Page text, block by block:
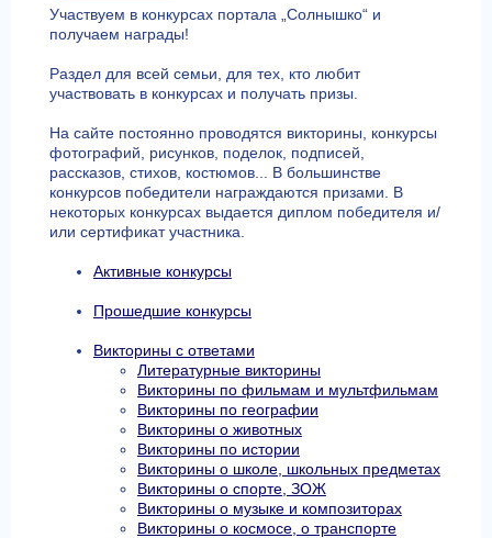
Участвуем в конкурсах портала „Солнышко“ и
получаем награды!
Раздел для всей семьи, для тех, кто любит
участвовать в конкурсах и получать призы.
На сайте постоянно проводятся викторины, конкурсы
фотографий, рисунков, поделок, подписей,
рассказов, стихов, костюмов... В большинстве
конкурсов победители награждаются призами. В
некоторых конкурсах выдается диплом победителя и/
или сертификат участника.
Активные конкурсы
Прошедшие конкурсы
Викторины с ответами
Литературные викторины
Викторины по фильмам и мультфильмам
Викторины по географии
Викторины о животных
Викторины по истории
Викторины о школе, школьных предметах
Викторины о спорте, ЗОЖ
Викторины о музыке и композиторах
Викторины о космосе, о транспорте